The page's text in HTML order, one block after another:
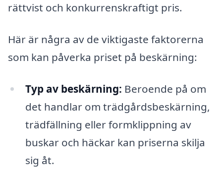
rättvist och konkurrenskraftigt pris.
Här är några av de viktigaste faktorerna
som kan påverka priset på beskärning:
Typ av beskärning: Beroende på om
det handlar om trädgårdsbeskärning,
trädfällning eller formklippning av
buskar och häckar kan priserna skilja
sig åt.